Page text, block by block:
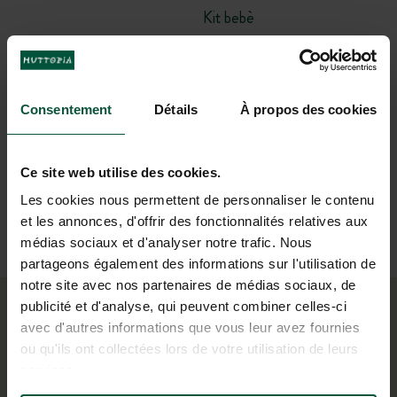
Consentement Détails À propos des cookies
Ce site web utilise des cookies.
Les cookies nous permettent de personnaliser le contenu
et les annonces, d'offrir des fonctionnalités relatives aux
médias sociaux et d'analyser notre trafic. Nous
partageons également des informations sur l'utilisation de
notre site avec nos partenaires de médias sociaux, de
publicité et d'analyse, qui peuvent combiner celles-ci
avec d'autres informations que vous leur avez fournies
ou qu'ils ont collectées lors de votre utilisation de leurs
Kit bebè
Lavanderia
E se siete campeggiatori nell’anima, approfittate delle
nostrepiazzolecon o senza elettricitàin tutti i nostri
camping per installare la vostra tenda o camper.
Pronti per andare in camping con i vostri
bambini?